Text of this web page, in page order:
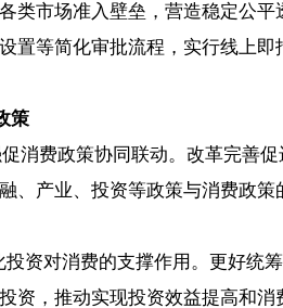
类市场准入壁垒，营造稳定公
置等简化审批流程，实行线上
策
消费政策协同联动。改革完善
、产业、投资等政策与消费政
资对消费的支撑作用。更好统
资，推动实现投资效益提高和